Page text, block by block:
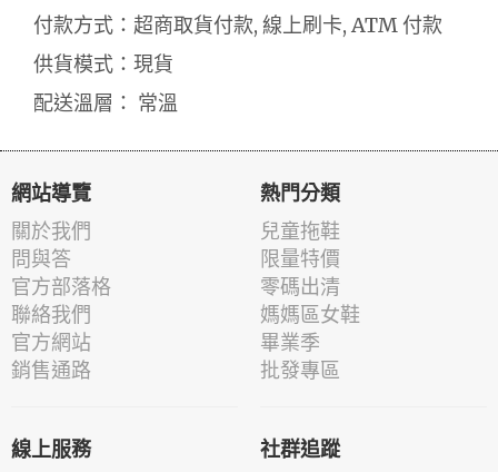
付款方式：超商取貨付款, 線上刷卡, ATM 付款
供貨模式：現貨
配送溫層： 常溫
網站導覽
關於我們
問與答
官方部落格
聯絡我們
官方網站
銷售通路
熱門分類
兒童拖鞋
限量特價
零碼出清
媽媽區女鞋
畢業季
批發專區
線上服務 社群追蹤